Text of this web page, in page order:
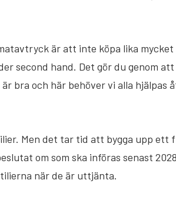
är att inte köpa lika mycket
second hand. Det gör du genom att
bra och här behöver vi alla hjälpas
Men det tar tid att bygga upp ett
om som ska införas senast
när de är uttjänta.